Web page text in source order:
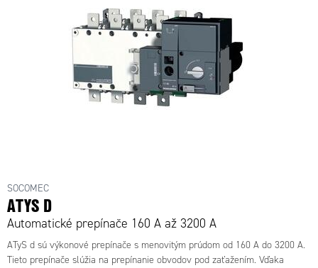
SOCOMEC
ATYS D
Automatické prepínače 160 A až 3200 A
ATyS d sú výkonové prepínače s menovitým prúdom od 160 A do 3200 A.
Tieto prepínače slúžia na prepínanie obvodov pod zaťažením. Vďaka